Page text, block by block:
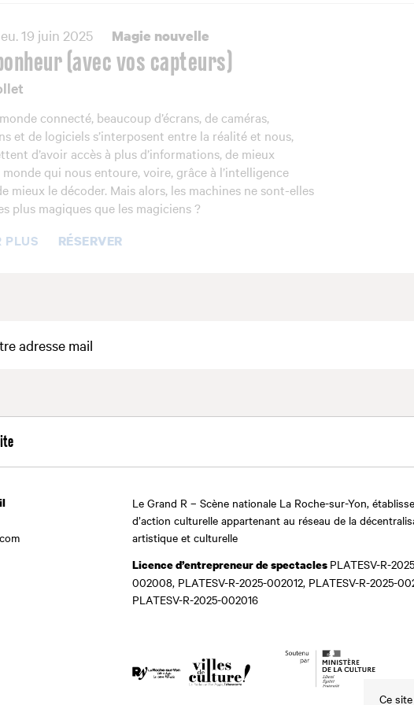
19 juin 2025 Magie nouvelle
(avec vos capteurs)
connecté, beaucoup d’écrans, de caméras,
et de logiciels s’interposent entre la réalité et nous,
d’avoir accès à plus d’informations, de mieux
qui nous entoure, voire, grâce à l’intelligence
mieux le décoder. Mais alors, les machines ne sont-elles
plus magiques que les magiciens ?
PLUS
RÉSERVER
Le Grand R – Scène nationale La Roche-sur-Yon,
d’action culturelle appartenant au réseau de la
artistique et culturelle
Licence d’entrepreneur de spectacles PLATESV-R-
002008, PLATESV-R-2025-002012, PLATESV-R-2025-
PLATESV-R-2025-002016
Ce